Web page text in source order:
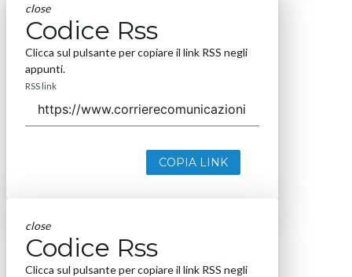
close
Codice Rss
Clicca sul pulsante per copiare il link RSS negli
appunti.
RSS link
COPIA LINK
close
Codice Rss
Clicca sul pulsante per copiare il link RSS negli